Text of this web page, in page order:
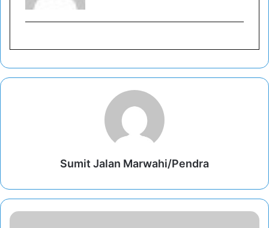
Sumit Jalan Marwahi/Pendra